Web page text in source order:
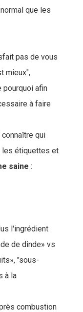
que les
pas de vous
mieux",
pourquoi afin
à faire
qui
les étiquettes et
saine :
l'ingrédient
de dinde» vs
"sous-
à la
combustion